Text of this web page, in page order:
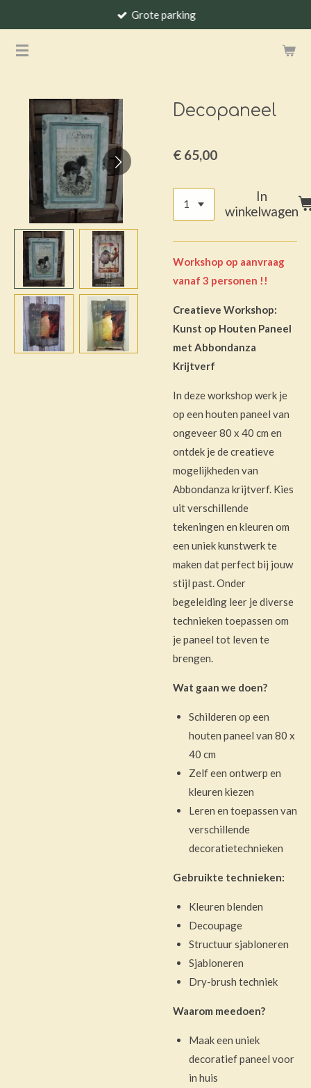
naar
Grote parking
Decopaneel
€ 65,00
In
winkelwagen
Workshop op aanvraag
vanaf 3 personen !!
Creatieve Workshop:
Kunst op Houten Paneel
met Abbondanza
Krijtverf
In deze workshop werk je
op een houten paneel van
ongeveer 80 x 40 cm en
ontdek je de creatieve
mogelijkheden van
Abbondanza krijtverf. Kies
uit verschillende
tekeningen en kleuren om
een uniek kunstwerk te
maken dat perfect bij jouw
stijl past. Onder
begeleiding leer je diverse
technieken toepassen om
je paneel tot leven te
brengen.
Wat gaan we doen?
Schilderen op een
houten paneel van 80 x
40 cm
Zelf een ontwerp en
kleuren kiezen
Leren en toepassen van
verschillende
decoratietechnieken
Gebruikte technieken:
Kleuren blenden
Decoupage
Structuur sjabloneren
Sjabloneren
Dry-brush techniek
Waarom meedoen?
Maak een uniek
decoratief paneel voor
in huis